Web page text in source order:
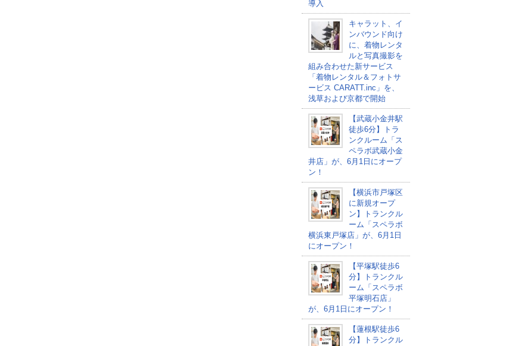
導入
キャラット、イ
ンバウンド向け
に、着物レンタ
ルと写真撮影を
組み合わせた新サービス
「着物レンタル＆フォトサ
ービス CARATT.inc」を、
浅草および京都で開始
【武蔵小金井駅
徒歩6分】トラ
ンクルーム「ス
ペラボ武蔵小金
井店」が、6月1日にオープ
ン！
【横浜市戸塚区
に新規オープ
ン】トランクル
ーム「スペラボ
横浜東戸塚店」が、6月1日
にオープン！
【平塚駅徒歩6
分】トランクル
ーム「スペラボ
平塚明石店」
が、6月1日にオープン！
【蓮根駅徒歩6
分】トランクル